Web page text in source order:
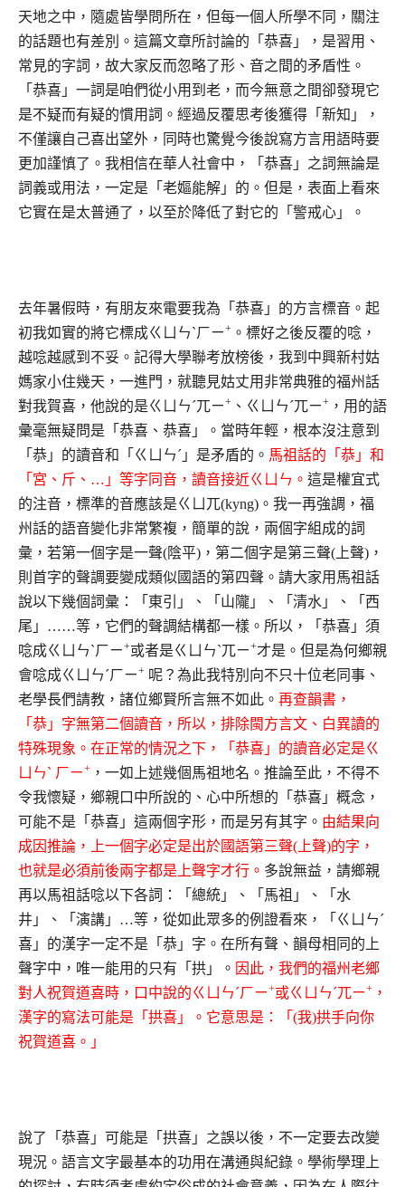
天地之中，隨處皆學問所在，但每一個人所學不同，關注
的話題也有差別。這篇文章所討論的「恭喜」，是習用、
常見的字詞，故大家反而忽略了形、音之間的矛盾性。
「恭喜」一詞是咱們從小用到老，而今無意之間卻發現它
是不疑而有疑的慣用詞。經過反覆思考後獲得「新知」，
不僅讓自己喜出望外，同時也驚覺今後說寫方言用語時要
更加謹慎了。我相信在華人社會中，「恭喜」之詞無論是
詞義或用法，一定是「老嫗能解」的。但是，表面上看來
它實在是太普通了，以至於降低了對它的「警戒心」。
去年暑假時，有朋友來電要我為「恭喜」的方言標音。起
初我如實的將它標成ㄍㄩㄣˋㄏㄧ+ 。標好之後反覆的唸，
越唸越感到不妥。記得大學聯考放榜後，我到中興新村姑
媽家小住幾天，一進門，就聽見姑丈用非常典雅的福州話
對我賀喜，他說的是ㄍㄩㄣˊ兀ㄧ+ 、ㄍㄩㄣˊ兀ㄧ+ ，用的語
彙毫無疑問是「恭喜、恭喜」。當時年輕，根本沒注意到
「恭」的讀音和「ㄍㄩㄣˊ」是矛盾的。 馬祖話的「恭」和
「宮、斤、…」等字同音，讀音接近ㄍㄩㄣ。 這是權宜式
的注音，標準的音應該是ㄍㄩ兀(kyng)。我一再強調，福
州話的語音變化非常繁複，簡單的說，兩個字組成的詞
彙，若第一個字是一聲(陰平)，第二個字是第三聲(上聲)，
則首字的聲調要變成類似國語的第四聲。請大家用馬祖話
說以下幾個詞彙：「東引」、「山隴」、「清水」、「西
尾」……等，它們的聲調結構都一樣。所以，「恭喜」須
唸成ㄍㄩㄣˋㄏㄧ+或者是ㄍㄩㄣˋ兀ㄧ+才是。但是為何鄉親
會唸成ㄍㄩㄣˊㄏㄧ+ 呢？為此我特別向不只十位老同事、
老學長們請教，諸位鄉賢所言無不如此。 再查韻書，
「恭」字無第二個讀音，所以，排除閩方言文、白異讀的
特殊現象。在正常的情況之下，「恭喜」的讀音必定是ㄍ
ㄩㄣˋ ㄏㄧ+ ，一如上述幾個馬祖地名。推論至此，不得不
令我懷疑，鄉親口中所說的、心中所想的「恭喜」概念，
可能不是「恭喜」這兩個字形，而是另有其字。 由結果向
成因推論，上一個字必定是出於國語第三聲(上聲)的字，
也就是必須前後兩字都是上聲字才行。 多說無益，請鄉親
再以馬祖話唸以下各詞：「總統」、「馬祖」、「水
井」、「演講」…等，從如此眾多的例證看來，「ㄍㄩㄣˊ
喜」的漢字一定不是「恭」字。在所有聲、韻母相同的上
聲字中，唯一能用的只有「拱」。 因此，我們的福州老鄉
對人祝賀道喜時，口中說的ㄍㄩㄣˊㄏㄧ+或ㄍㄩㄣˊ兀ㄧ+ ，
漢字的寫法可能是「拱喜」。它意思是：「(我)拱手向你
祝賀道喜。」
說了「恭喜」可能是「拱喜」之誤以後，不一定要去改變
現況。語言文字最基本的功用在溝通與紀錄。學術學理上